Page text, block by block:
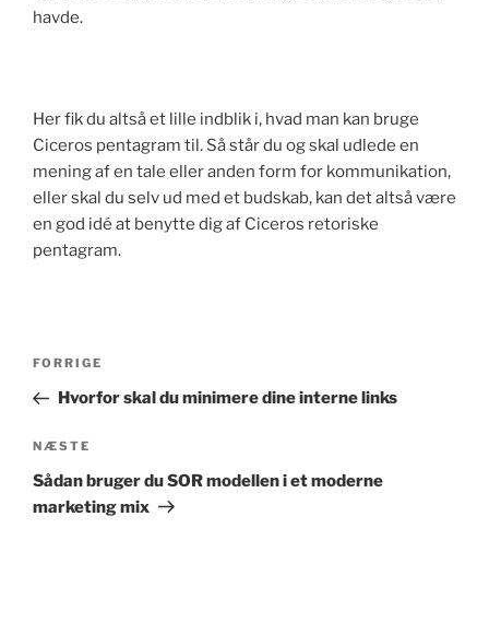
havde.
Her fik du altså et lille indblik i, hvad man kan bruge
Ciceros pentagram til. Så står du og skal udlede en
mening af en tale eller anden form for kommunikation,
eller skal du selv ud med et budskab, kan det altså være
en god idé at benytte dig af Ciceros retoriske
pentagram.
Indlægsnavigation
Forrige
indlæg
FORRIGE
Hvorfor skal du minimere dine interne links
Næste
indlæg
NÆSTE
Sådan bruger du SOR modellen i et moderne
marketing mix